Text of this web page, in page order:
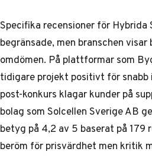
Specifika recensioner för Hybrida
begränsade, men branschen visar
omdömen. På plattformar som
tidigare projekt positivt för snabb
post-konkurs klagar kunder på
bolag som Solcellen Sverige AB
betyg på 4,2 av 5 baserat på 179
beröm för prisvärdhet men kritik